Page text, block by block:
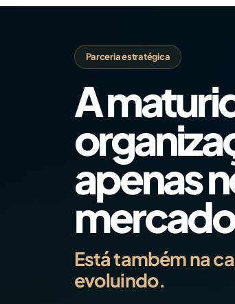
Parceria estratégica
A
apenas
Está também na
evoluindo.